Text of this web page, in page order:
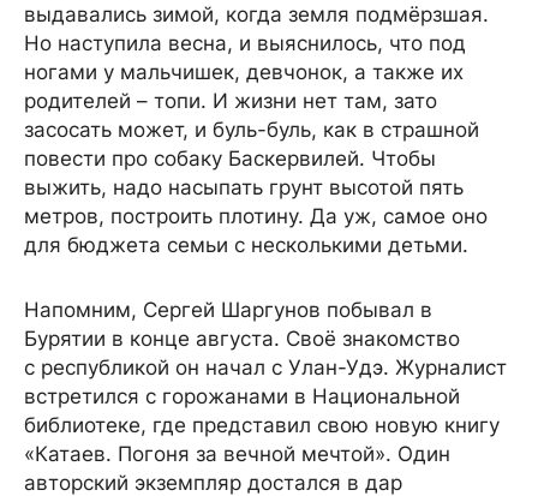
выдавались зимой, когда земля подмёрзшая.
Но наступила весна, и выяснилось, что под
ногами у мальчишек, девчонок, а также их
родителей – топи. И жизни нет там, зато
засосать может, и буль-буль, как в страшной
повести про собаку Баскервилей. Чтобы
выжить, надо насыпать грунт высотой пять
метров, построить плотину. Да уж, самое оно
для бюджета семьи с несколькими детьми.
Напомним, Сергей Шаргунов побывал в
Бурятии в конце августа. Своё знакомство
с республикой он начал с Улан-Удэ. Журналист
встретился с горожанами в Национальной
библиотеке, где представил свою новую книгу
«Катаев. Погоня за вечной мечтой». Один
авторский экземпляр достался в дар